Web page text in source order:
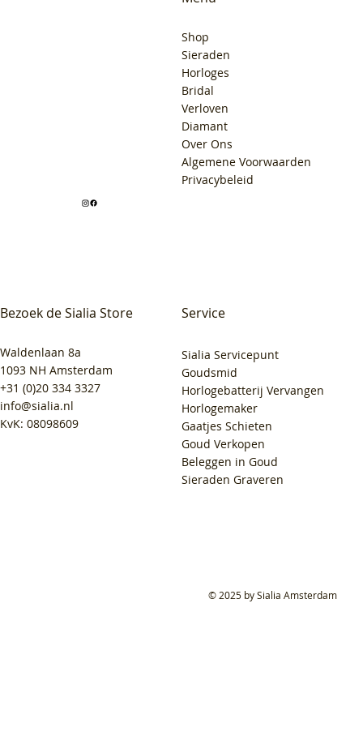
Bezoek de Sialia Store
Waldenlaan 8a
1093 NH Amsterdam
+31 (0)20 334 3327
info@sialia.nl
KvK: 08098609
Shop
Sieraden
Horloges
Bridal
Verloven
Diamant
Over Ons
Algemene Voorwaarden
Privacybeleid
Service
Sialia Servicepunt
Goudsmid
Horlogebatterij Vervangen
Horlogemaker
Gaatjes Schieten
Goud Verkopen
Beleggen in Goud
Sieraden Graveren
© 2025 by Sialia Amsterdam